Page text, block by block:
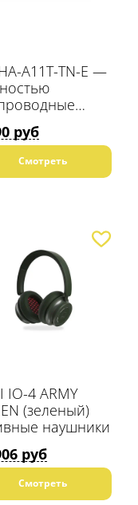
HA-A11T-TN-E —
Смотреть
руб
IO-4 ARMY
(зеленый)
наушники
Смотреть
руб